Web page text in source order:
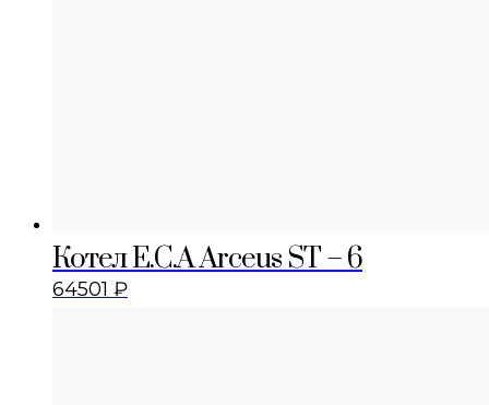
Котел E.C.A Arceus ST – 6
64501 ₽